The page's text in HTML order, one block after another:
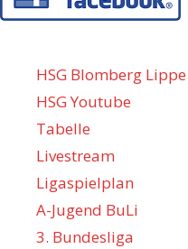
HSG Blomberg Lippe
HSG Youtube
Tabelle
Livestream
Ligaspielplan
A-Jugend BuLi
3. Bundesliga